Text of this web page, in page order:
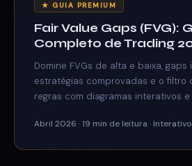
★ GUIA PREMIUM
Fair Value Gaps (FVG):
Completo de Trading
Domine FVGs de alta e baixa, gaps
estratégias comprovadas e o filtro
regras com diagramas interativos e
Abril 2026 · 19 min de leitura · Interativo